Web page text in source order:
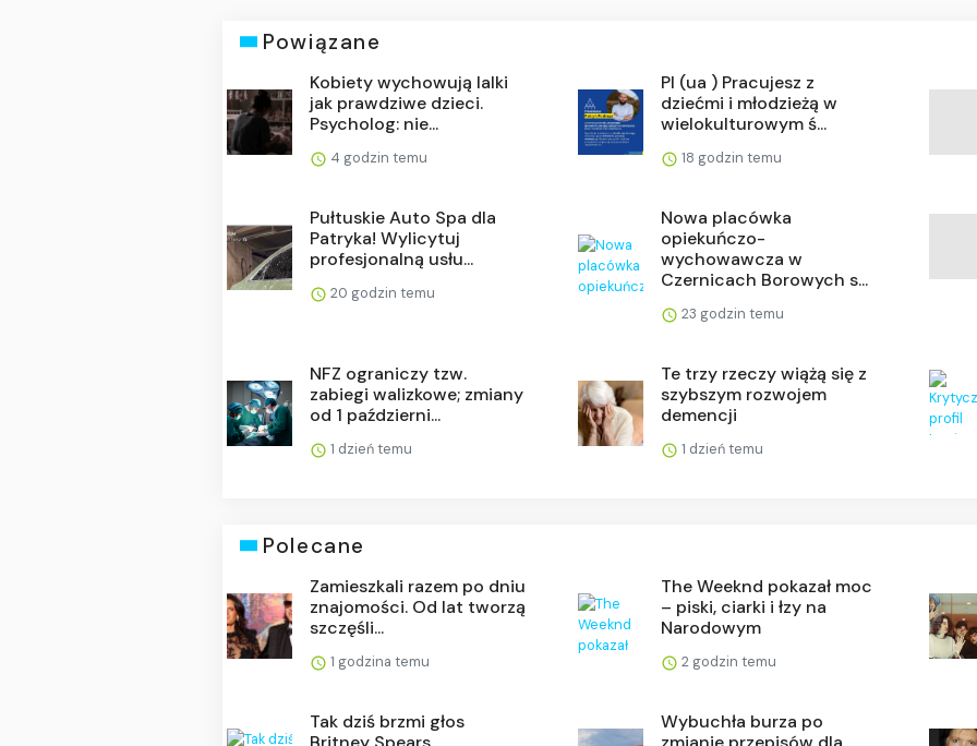
Powiązane
Kobiety wychowują lalki
jak prawdziwe dzieci.
Psycholog: nie...
4 godzin temu
Pl (ua ) Pracujesz z
dziećmi i młodzieżą w
wielokulturowym ś...
18 godzin temu
Pułtuskie Auto Spa dla
Patryka! Wylicytuj
profesjonalną usłu...
20 godzin temu
Nowa placówka
opiekuńczo-
wychowawcza w
Czernicach Borowych s...
23 godzin temu
NFZ ograniczy tzw.
zabiegi walizkowe; zmiany
od 1 październi...
1 dzień temu
Te trzy rzeczy wiążą się z
szybszym rozwojem
demencji
1 dzień temu
Polecane
Zamieszkali razem po dniu
znajomości. Od lat tworzą
szczęśli...
1 godzina temu
The Weeknd pokazał moc
– piski, ciarki i łzy na
Narodowym
2 godzin temu
Tak dziś brzmi głos
Wybuchła burza po